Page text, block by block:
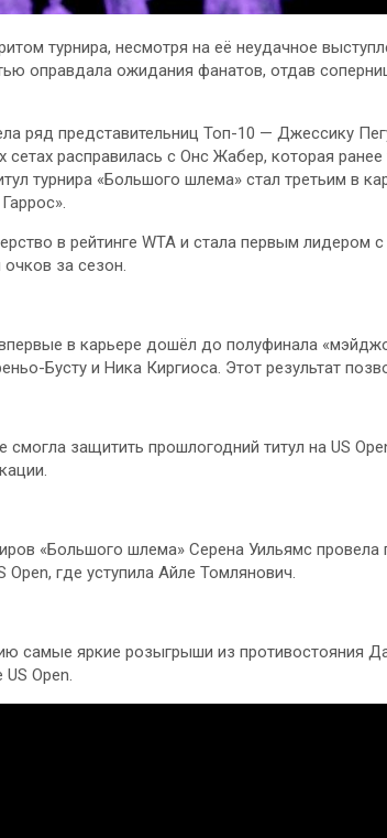
турнира, несмотря на её неудачное
оправдала ожидания фанатов, отдав
ряд представительниц Топ-10 — Джессику
расправилась с Онс Жабер, которая
турнира «Большого шлема» стал третьим в
в рейтинге WTA и стала первым лидером
за сезон.
в карьере дошёл до полуфинала
Бусту и Ника Киргиоса. Этот результат
смогла защитить прошлогодний титул на US
«Большого шлема» Серена Уильямс
Open, где уступила Айле Томлянович.
самые яркие розыгрыши из противостояния
Open.